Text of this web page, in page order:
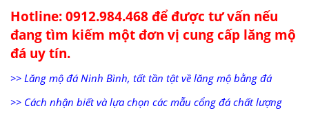
Hotline: 0912.984.468 để được tư vấn nếu
đang tìm kiếm một đơn vị cung cấp lăng mộ
đá uy tín.
>> Lăng mộ đá Ninh Bình, tất tần tật về lăng mộ bằng đá
>> Cách nhận biết và lựa chọn các mẫu cổng đá chất lượng